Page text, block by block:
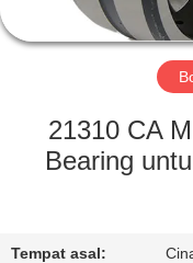
TUR
KONTROL
21310 CA
Bearing
Tempat asal: